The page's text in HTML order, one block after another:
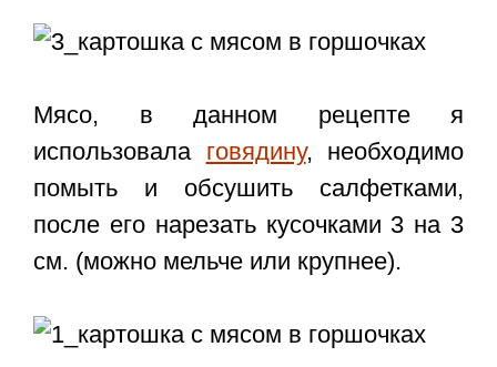
Мясо, в данном рецепте я
использовала говядину, необходимо
помыть и обсушить салфетками,
после его нарезать кусочками 3 на 3
см. (можно мельче или крупнее).